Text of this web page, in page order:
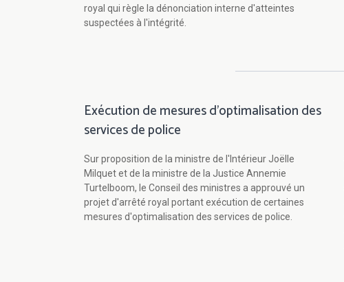
royal qui règle la dénonciation interne d'atteintes
suspectées à l'intégrité.
Exécution de mesures d'optimalisation des
services de police
Sur proposition de la ministre de l'Intérieur Joëlle
Milquet et de la ministre de la Justice Annemie
Turtelboom, le Conseil des ministres a approuvé un
projet d'arrêté royal portant exécution de certaines
mesures d'optimalisation des services de police.